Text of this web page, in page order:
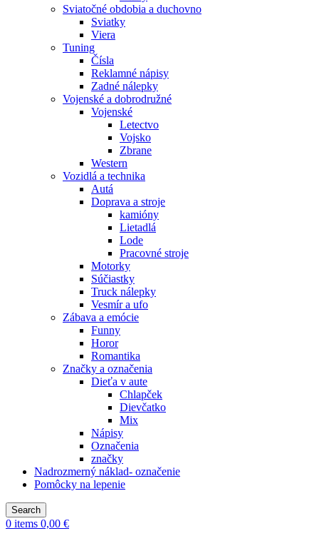
Sviatočné obdobia a duchovno
Sviatky
Viera
Tuning
Čísla
Reklamné nápisy
Zadné nálepky
Vojenské a dobrodružné
Vojenské
Letectvo
Vojsko
Zbrane
Western
Vozidlá a technika
Autá
Doprava a stroje
kamióny
Lietadlá
Lode
Pracovné stroje
Motorky
Súčiastky
Truck nálepky
Vesmír a ufo
Zábava a emócie
Funny
Horor
Romantika
Značky a označenia
Dieťa v aute
Chlapček
Dievčatko
Mix
Nápisy
Označenia
značky
Nadrozmerný náklad- označenie
Pomôcky na lepenie
Search
0 items 0,00 €